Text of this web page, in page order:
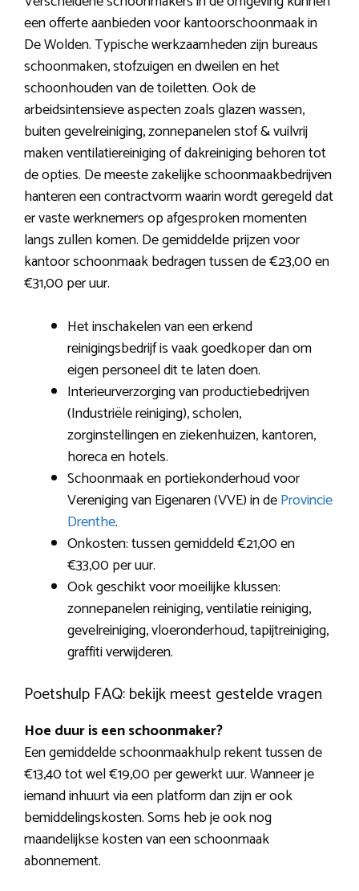
een offerte aanbieden voor kantoorschoonmaak in
De Wolden. Typische werkzaamheden zijn bureaus
schoonmaken, stofzuigen en dweilen en het
schoonhouden van de toiletten. Ook de
arbeidsintensieve aspecten zoals glazen wassen,
buiten gevelreiniging, zonnepanelen stof & vuilvrij
maken ventilatiereiniging of dakreiniging behoren tot
de opties. De meeste zakelijke schoonmaakbedrijven
hanteren een contractvorm waarin wordt geregeld dat
er vaste werknemers op afgesproken momenten
langs zullen komen. De gemiddelde prijzen voor
kantoor schoonmaak bedragen tussen de €23,00 en
€31,00 per uur.
Het inschakelen van een erkend
reinigingsbedrijf is vaak goedkoper dan om
eigen personeel dit te laten doen.
Interieurverzorging van productiebedrijven
(Industriële reiniging), scholen,
zorginstellingen en ziekenhuizen, kantoren,
horeca en hotels.
Schoonmaak en portiekonderhoud voor
Vereniging van Eigenaren (VVE) in deProvincie
Drenthe.
Onkosten: tussen gemiddeld €21,00 en
€33,00 per uur.
Ook geschikt voor moeilijke klussen:
zonnepanelen reiniging, ventilatie reiniging,
gevelreiniging, vloeronderhoud, tapijtreiniging,
graffiti verwijderen.
Poetshulp FAQ: bekijk meest gestelde vragen
Hoe duur is een schoonmaker?
Een gemiddelde schoonmaakhulp rekent tussen de
€13,40 tot wel €19,00 per gewerkt uur. Wanneer je
iemand inhuurt via een platform dan zijn er ook
bemiddelingskosten. Soms heb je ook nog
maandelijkse kosten van een schoonmaak
abonnement.